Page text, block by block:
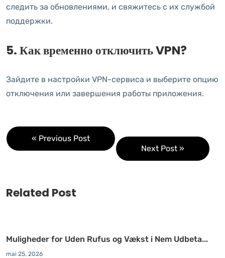
следить за обновлениями, и свяжитесь с их службой
поддержки.
5. Как временно отключить VPN?
Зайдите в настройки VPN-сервиса и выберите опцию
отключения или завершения работы приложения.
« Previous Post
Next Post »
Related Post
Muligheder for Uden Rufus og Vækst i Nem Udbeta...
mai 25, 2026